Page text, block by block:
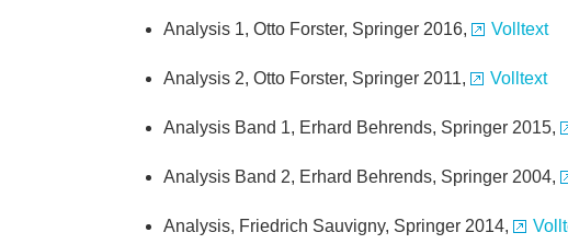
Analysis 1, Otto Forster, Springer 2016, Volltext
Analysis 2, Otto Forster, Springer 2011, Volltext
Analysis Band 1, Erhard Behrends, Springer 2015,
Analysis Band 2, Erhard Behrends, Springer 2004,
Analysis, Friedrich Sauvigny, Springer 2014,